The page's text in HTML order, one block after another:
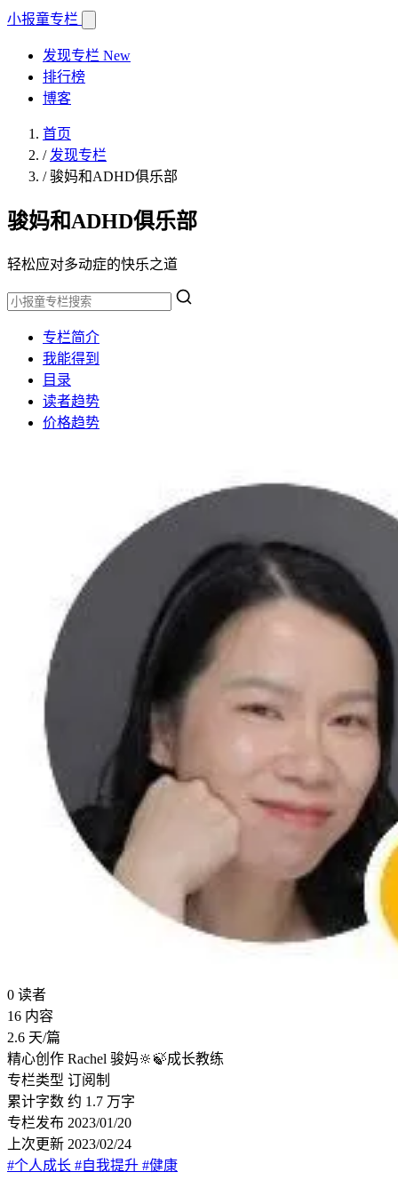
小报童专栏
发现专栏 New
排行榜
博客
首页
/ 发现专栏
/骏妈和ADHD俱乐部
骏妈和ADHD俱乐部
轻松应对多动症的快乐之道
专栏简介
我能得到
目录
读者趋势
价格趋势
0 读者
16 内容
2.6 天/篇
精心创作 Rachel 骏妈🔆🍃成长教练
专栏类型 订阅制
累计字数 约 1.7 万字
专栏发布 2023/01/20
上次更新 2023/02/24
#个人成长 #自我提升 #健康